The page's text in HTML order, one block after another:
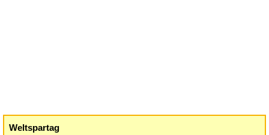
Weltspartag